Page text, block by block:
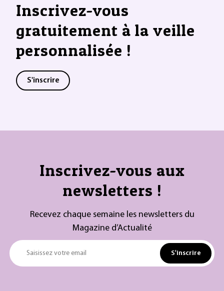
Inscrivez-vous
gratuitement à la veille
personnalisée !
S'inscrire
Inscrivez-vous aux
newsletters !
Recevez chaque semaine les newsletters du
Magazine d’Actualité
Saisissez votre email S'inscrire